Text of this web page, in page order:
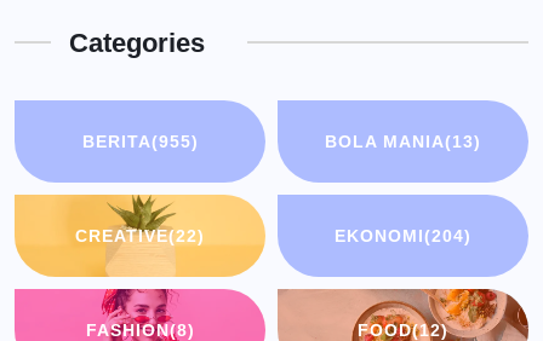
Categories
BERITA(955) BOLA MANIA(13)
CREATIVE(22) EKONOMI(204)
FASHION(8) FOOD(12)